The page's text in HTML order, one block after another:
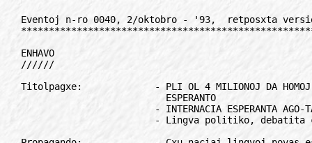
Eventoj n-ro 0040, 2/oktobro - '93,  retposxta versio
*****************************************************

ENHAVO
//////

Titolpagxe:             - PLI OL 4 MILIONOJ DA HOMOJ AUxDIS PRI 
                          ESPERANTO
                        - INTERNACIA ESPERANTA AGO-TAGO EN ZAGREBO 
                        - Lingva politiko, debatita cxe la Euxropa 

Propagando:             - Cxu naciaj lingvoj povas esti artefaritaj?

Faka aplikado:          - Fakaj kunvenoj dum UK
                        - Medicinistoj en Veszprem
                        - 32-a jarkunveno de UMEA

Komerca aplikado:       - "Vojoj kunigas landojn, esperanto - la 
                          popolojn!"
                        - FALCOM

Arangxoj:               - 10-a K.E.K. konferenco
                        - Zamenhofaj festotagoj en Kroatio
                        - "Migroservo" en Estonio
                        - Esperantologia konferenco
                        - 37-a Internacia Seminario
                        - KIE ORGANIZI RENKONTIGxON?
                        - KEFiro sanigas!

Por via notlibro:       - *
Lastminute:             - *

Movado:                 - Cxu "Oskar-premio" por esperantistoj?
                        - Nova sxtelo cxe Norvega Esperantisto
                        - Kongresa rezolucio sendita al Nordia Ministra 
                          Konsilio
                        - Kial fari gxin por cento da membroj...?	
                        - "Blumarkoj" propagandu esperanton!
                       
Helpu!:                 - *

Mallonge:               - Kiril Popov - prezidanto de BEA
                        - Turisma foiro

ILEI:                   - Juna Amiko - 1994
                        - Ekzameno de ILEI/UEA en Kroatio

Konkurso:               - Literatura konkurso
                        - INTERNACIA KONKURSO POR MEZLERNEJANOJ

Lingvo:                 - Konfuzo pri la uzo de laradikoj "foj/-" kaj 
                          "obl/-"

Esperanto en radio:     - Novaj ondo-longoj de Pola Radio

Revuoj, gazetoj:        - Nepalo prezentas sin

Hungara angulo:         - ***

Reagoj:                 - Preter misteraj ofendigxoj

Historio:               - Rakontas Ada Fighiera Sikorska

Anoncetoj:              - ***

Interese:               - Putinoj kaj gejoj? Fi!!

*************************************************************************

TITOLPAGxE
//////////

PLI OL 4 MILIONOJ DA HOMOJ AUxDIS PRI ESPERANTO
===============================================

La cxi-jara ago-tago en Budapesxto pasis kun granda sukceso! Pri agado 
de esperantistoj, pri iliaj postuloj raportis la centraj televido, 
radioj kaj multaj gazetoj.

La kampanjon kunorganizis pluraj hungaraj e-societoj. Celo da la 
kampanjo estis kapti la atenton de amaskomunikiloj, kaj turni ilian 
atenton al la lingvaj problemoj.

Dum 10 tagoj antaux la Ago-Tago cxiutage (!) estis senditaj telefakse 
aux perletere diversaj materialoj pri esperanto kaj la preparata arangxo 
al la sxtata inform-agentejo, televid- kaj radistacioj, centraj gazetoj 
- entute al 43 adresoj. Cxefa akcento estis farita ne al esperanto mem, 
sed al la aserto, ke mal-grandaj lingvoj devas havi la samajn rajtojn, 
kiel la grandaj!

Invitilo por partopreni la komunan agadon estis dissendita al cx. 1000
budapesxtaj esperantistoj, el kiuj fine cx. 100 alvenis iam en la dauxro
de la tago. Krome partoprenis dekoj da partoprenantoj de la turisma
karavano de Monda Turismo, h azarde trovigxanta en Budapesxto.

Komence malgrandaj grupoj (po du gxis kvin personoj) "okupis" la
metrostaciojn, kie ili disdonadis speciale preparitajn flugfoliojn,
entute preskaux 10.000! Poste en la vigla loko en la urbocentro, apud la
stacidomo Okcidenta okazis kvardek minuta mitingo kaj por la ekstera
publiko, kaj por la partoprenantoj mem, kun alparoloj de L. Szilvasi,
S. Jakab, O. Princz, S. MacGill, kaj prezentoj de kelkaj kantoj de Anjo
Amika (el la kasedo Por vidi la mondon...).

Post la mitingo la partoprenantoj faris cx. 10 minutan promenon, kaj
transiris al la ministerio pri eksterlandaj aferoj, kie estis vocxlegita
kaj akceptita publika alvoko, direktita al la ministro mem. En la alvoko
estis emfazita la baza po stulo pri la samrajteco de malgrandaj lingvoj,
kiel la hungara, kaj oni alvokis la ministerion, kiel reprezentan
instancon de unu el la plej koncernitaj landoj iniciati la traktadon de
lingvaj demandoj en internaciaj forumoj, kaj la postulo , ke en tiuj
kazoj la hungara flanko subtenu la neuxtralan internacian lingvon
esperanto! Gxuste tiu alministeria alvoko kaptis la atenton de la 
amaskomunikiloj, - kaj diferencigis la esperantistojn de aliaj 
"surstrataj" grupoj. (Bedauxrinde, la estraro de HEA ne perceptas tiajn 
nuancojn, timis pro la malsukceso, kaj pro la forta kontrauxstaro de la 
prezidanto, HEA kiel organizo rifuzis sub-skribi la komunan alvokon...).

La alvoko estis sendita kaj al la ministerio, kaj al la parlamenta
komisiono pri eksteraj aferoj, kaj al gvidantoj de la politikaj partioj.
Rezulte, tage cxe la centra televidprogramo okazis preskaux kvinminuta
intervjuo pri esperanto kun d-rino Ilona Koutny, kaj vespere, en la
novajxprogramo, kiun spektas cx. 4.000.000 da homoj, okazis pli ol
unuminuta raporto pri la evento. Pri la evento raportis preskaux cxiuj
novajxprogramoj de la hungaraj radistacioj; du grandaj cxefurbaj
tagjxurnaloj kaj unu semajna virina gazeto (kun eldonkvanto 440.000 
ekz.) publikigis grandajn artikolojn pri esperanto.

La afero kostis ne nur tempon, sed ankaux monon - cx. 40.000 forintojn
(aux 900 guldenojn), sed la propaganda rezulto tion valoris. Estas
domagxe nur, ke la esperantistoj ne suficxe aktive subtenis la arangxon 
- venis nur malpli ol 10 % de la invititoj! Eble, pro la regantaj
tendencoj, dum la lastaj jaroj ili alkutimigxis konsumi servojn de la
movado, anstataux okupigxi mem pri disvastigo de la lingvo...

L.S., N.G.

*************************************************************************

INTERNACIA ESPERANTA AGO-TAGO EN ZAGREBO
========================================

Cxi-jare Zagrebo la unuan fojon aligxis al la urboj, kie oni okazigis
Ago-Tagon la 2-an de oktobro. Programon de la Tago oni pridiskutadis dum
la kunsido de la Mal-granda Konsilio de Kroata Esperantista Unuigxo kaj
ties junulara sekcio.

Sur la Placo de Floroj en la urbocentro, la populara loko por okazigi
amasarangxojn, frumatene kolektigxis trideko da junuloj. Ili preparis 
ses grandajn informafisxojn, prezentantajn diversajn aspektojn de la e-
movado: e-gazetoj, milito en Kroatio en e-gazetoj, e-o kaj junularo, e-
renkontigxoj, aktivado de KEU ktp. Sur la granda tablo oni prezentis
kvindekon da diveresaj verkoj en e-o, de Biblio gxis turismaj brosxuroj
kaj lernolibroj. Tie trovigxas ankaux flugfolioj pri e-o. Pluraj
vizitantoj plenigis enketilon "Kion vi scias pri esperanto".

En la urbo junuloj disdonadis flugfoliojn kaj sur la stratoj promenis
"sandvicx-homo".

La du plej grandaj taggazetoj anoncis la manifestacion. Unu el ili, 
i.a., skribis: "Tiaj e-manifestacioj estas parto de la peno, ke oni 
egaligu e-on kun aliaj fremdaj lingvoj, kaj ke oni donu pli da atento al 
e-kulturaj okazajxoj."

Vesperaj novajxoj de la sxtata radio kaj de du aliaj radio-stacioj
informis pri la arangxo. KEU eluzis la eblecon, kaj sendis peton al la
estraro de la Kroata radio kaj televido. En la letero oni atentigis pri
la nuligo de e-elsendoj kaj in vitis la estraron rekonsideri la decidon
pri la nuligo.

Maria Belosxevicx

*************************************************************************

Lingva politiko, debatita cxe la Euxropa Parlamento
===================================================

La 29-an de septembro en la Euxropa Parlamento okazis unutaga 
konferenco, kiun okazigis la Fondajxo Hans Seidel de la germana partio 
Kristan-sociala Unio (CSU), kunlabore kun EP-anoj kaj kun studgrupo de 
Euxropa Esperanto-Centro. La konfere nco traktis la temon: "La komunika 
kaj lingva problemo en la Euxropa Komunumo: kiugrade planlingvo 
povuskontribui al gxia solvo?"

La artikolo pri la evento, tre grava por esperantistoj, aperos la revuo
Esperanto, novembro/1993, kaj poste ankaux ni intencas reveni al la 
temo.

*************************************************************************

PROPAGANDO
//////////

Cxu naciaj lingvoj povas esti artefaritaj?
==========================================

En Heroldo de Esperanto de la 20-a de aprilo 1993 aperis artikolo pri
debato, kiu okazis la 29-an de januaro 1993 en la Itala Parlamento.

Esperanto-Radikala Asocio iniciatis la fondon de Federalisma Parlamenta
Grupo por la Reformo de la Lingva Politiko, kiu nombras 28 deputitojn 
kaj 8 senatanojn.

La 29-an de januaro 1993 vicministro pri publika instruado Giuseppe
Matulli respondis en la parlamento demandon, faritan de deputito Elio
Vito, reprezentanto de la supre menciita grupo. La koncerna respondo
informas pri la jenaj punktoj.

En la jaro 1993 cxe la elementaj lernejoj 96 procentoj da lernantoj
elektis la anglan lingvon, 3,5 procentoj la francan, kaj 0,5 procentoj 
la germanan. Nuntempe ne ekzistas la antauxkondicxoj por 
enkondukiesperanton en la lernejojn. La italia registaro volas kuragxigi 
la instruadon de la lingvoj de la Euxropa Komunumo. Tamen en la 
estonteco supernacia neuxtrala lingvo kiel esperanto povos esti 
enkondukita en la lernejojn. En tiu kadro la komunikajn kaj didaktikajn 
ecojn de e speranto esploros aparta komisiono.

Tiu diplomata diro havas tiun meriton, ke gxi estigxis el la 
Italaparlamento. Gxi estas ligota kun alia afero, kiu datigxas jam de 20
jaroj. Tiam Itala Socialdemokrata Partio proponis esperanton kiel 
unuigan lingvon por la socialismaj partioj kaj la labormedio. Longa 
estis la vojo sekvata de Alberto Menabene. Kiel socialisto li unue 
aktivis en kadroj de sia